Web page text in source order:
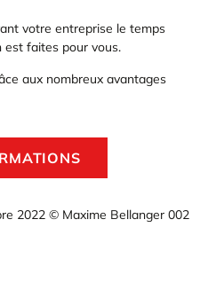
votre entreprise le temps
est faites pour vous.
aux nombreux avantages